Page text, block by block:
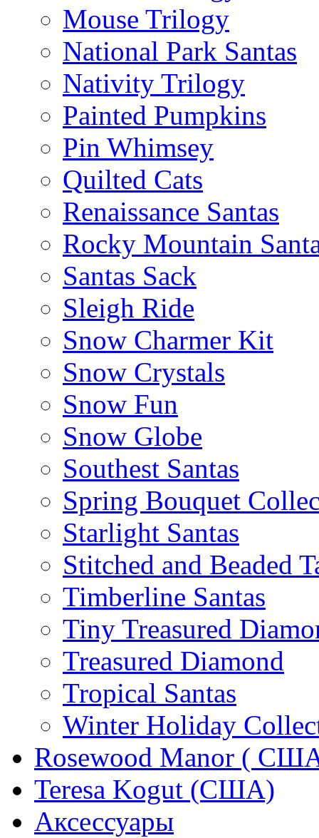
Mouse Trilogy
National Park Santas
Nativity Trilogy
Painted Pumpkins
Pin Whimsey
Quilted Cats
Renaissance Santas
Rocky Mountain
Santas Sack
Sleigh Ride
Snow Charmer Kit
Snow Crystals
Snow Fun
Snow Globe
Southest Santas
Spring Bouquet
Starlight Santas
Stitched and Beaded
Timberline Santas
Tiny Treasured
Treasured Diamond
Tropical Santas
Winter Holiday
Rosewood Manor (
Teresa Kogut (США)
Аксессуары